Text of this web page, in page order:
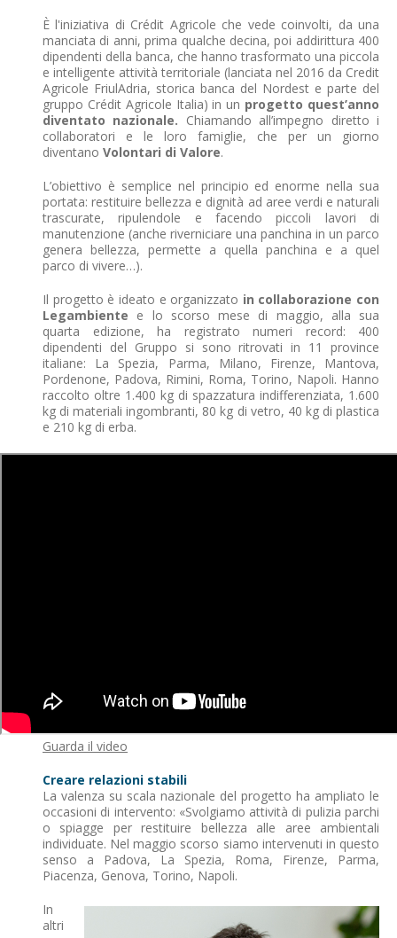
È l'iniziativa di Crédit Agricole che vede coinvolti, da una
manciata di anni, prima qualche decina, poi addirittura 400
dipendenti della banca, che hanno trasformato una piccola
e intelligente attività territoriale (lanciata nel 2016 da Credit
Agricole FriulAdria, storica banca del Nordest e parte del
gruppo Crédit Agricole Italia) in un progetto quest’anno
diventato nazionale. Chiamando all’impegno diretto i
collaboratori e le loro famiglie, che per un giorno
diventano Volontari di Valore.
L’obiettivo è semplice nel principio ed enorme nella sua
portata: restituire bellezza e dignità ad aree verdi e naturali
trascurate, ripulendole e facendo piccoli lavori di
manutenzione (anche riverniciare una panchina in un parco
genera bellezza, permette a quella panchina e a quel
parco di vivere…).
Il progetto è ideato e organizzato in collaborazione con
Legambiente e lo scorso mese di maggio, alla sua
quarta edizione, ha registrato numeri record: 400
dipendenti del Gruppo si sono ritrovati in 11 province
italiane: La Spezia, Parma, Milano, Firenze, Mantova,
Pordenone, Padova, Rimini, Roma, Torino, Napoli. Hanno
raccolto oltre 1.400 kg di spazzatura indifferenziata, 1.600
kg di materiali ingombranti, 80 kg di vetro, 40 kg di plastica
e 210 kg di erba.
Guarda il video
Creare relazioni stabili
La valenza su scala nazionale del progetto ha ampliato le
occasioni di intervento: «Svolgiamo attività di pulizia parchi
o spiagge per restituire bellezza alle aree ambientali
individuate. Nel maggio scorso siamo intervenuti in questo
senso a Padova, La Spezia, Roma, Firenze, Parma,
Piacenza, Genova, Torino, Napoli.
In
altri